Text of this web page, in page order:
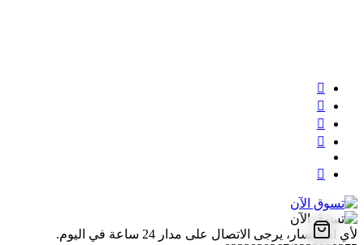
لأي استفسار، يرجى الاتصال على مدار 24 ساعة في اليوم.